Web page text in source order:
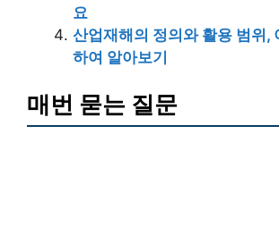
요
산업재해의 정의와 활용 범위,
하여 알아보기
매번 묻는 질문